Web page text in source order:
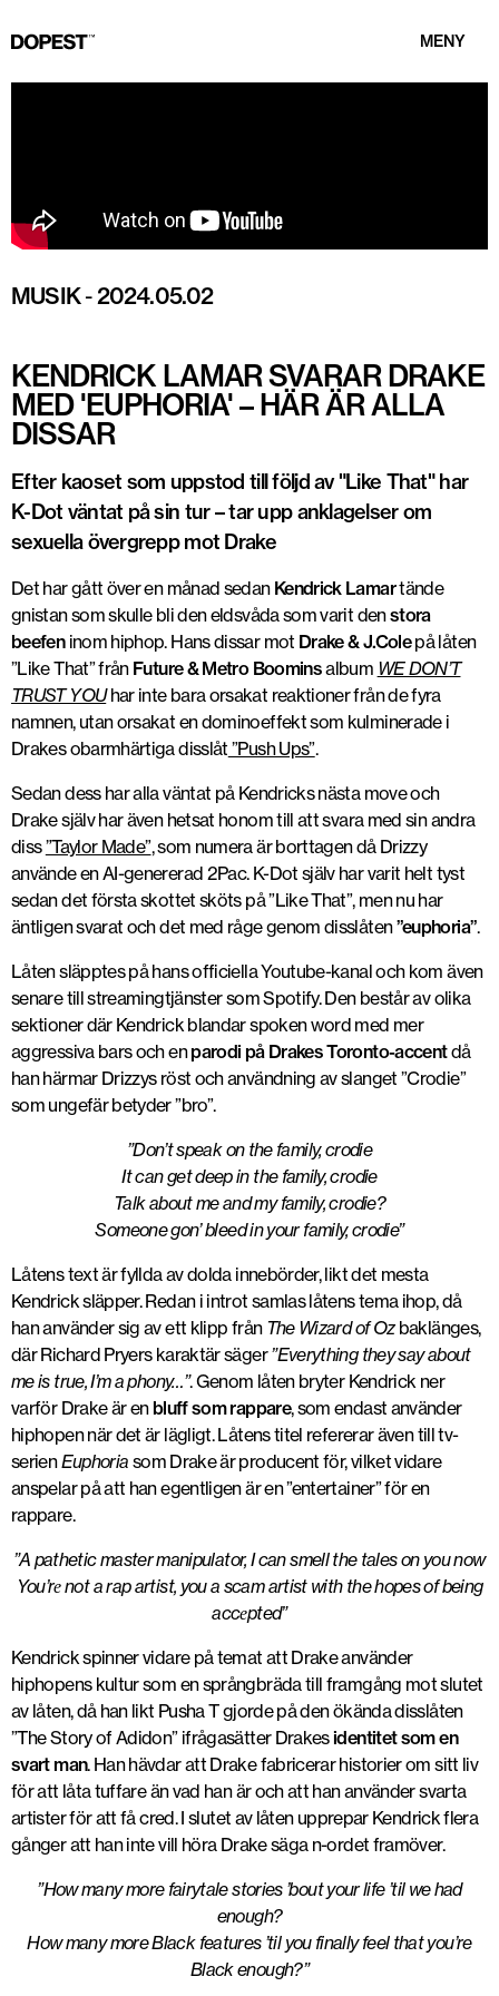
MENY
MUSIK-2024.05.02
KENDRICK LAMAR SVARAR DRAKE
MED 'EUPHORIA' – HÄR ÄR ALLA
DISSAR
Efter kaoset som uppstod till följd av "Like That" har
K-Dot väntat på sin tur – tar upp anklagelser om
sexuella övergrepp mot Drake
Det har gått över en månad sedan Kendrick Lamartände
gnistan som skulle bli den eldsvåda som varit denstora
beefeninom hiphop. Hans dissar mot Drake & J.Colepå låten
”Like That” från Future & Metro Boominsalbum WE DON’T
TRUST YOUhar inte bara orsakat reaktioner från de fyra
namnen, utan orsakat en dominoeffekt som kulminerade i
Drakes obarmhärtiga disslåt ”Push Ups”.
Sedan dess har alla väntat på Kendricks nästa move och
Drake själv har även hetsat honom till att svara med sin andra
diss”Taylor Made”, som numera är borttagen då Drizzy
använde en AI-genererad 2Pac. K-Dot själv har varit helt tyst
sedan det första skottet sköts på ”Like That”, men nu har
äntligen svarat och det med råge genom disslåten”euphoria”.
Låten släpptes på hans officiella Youtube-kanal och kom även
senare till streamingtjänster som Spotify. Den består av olika
sektioner där Kendrick blandar spoken word med mer
aggressiva bars och enparodi på Drakes Toronto-accentdå
han härmar Drizzys röst och användning av slanget ”Crodie”
som ungefär betyder ”bro”.
”Don’t speak on the family, crodie
It can get deep in the family, crodie
Talk about me and my family, crodie?
Someone gon’ bleed in your family, crodie”
Låtens text är fyllda av dolda innebörder, likt det mesta
Kendrick släpper. Redan i introt samlas låtens tema ihop, då
han använder sig av ett klipp från The Wizard of Ozbaklänges,
där Richard Pryers karaktär säger”Everything they say about
me is true, I’m a phony…”. Genom låten bryter Kendrick ner
varför Drake är en bluff som rappare, som endast använder
hiphopen när det är lägligt. Låtens titel refererar även till tv-
serienEuphoria som Drake är producent för, vilket vidare
anspelar på att han egentligen är en ”entertainer” för en
rappare.
”A pathetic master manipulator, I can smell the tales on you now
You’rе not a rap artist, you a scam artist with the hopes of being
accеpted”
Kendrick spinner vidare på temat att Drake använder
hiphopens kultur som en språngbräda till framgång mot slutet
av låten, då han likt Pusha T gjorde på den ökända disslåten
”The Story of Adidon” ifrågasätter Drakesidentitet som en
svart man. Han hävdar att Drake fabricerar historier om sitt liv
för att låta tuffare än vad han är och att han använder svarta
artister för att få cred. I slutet av låten upprepar Kendrick flera
gånger att han inte vill höra Drake säga n-ordet framöver.
”How many more fairytale stories ’bout your life ’til we had
enough?
How many more Black features ’til you finally feel that you’re
Black enough?”